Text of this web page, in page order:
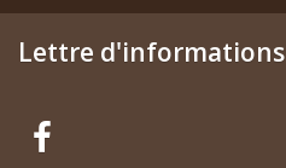
Lettre d'informations